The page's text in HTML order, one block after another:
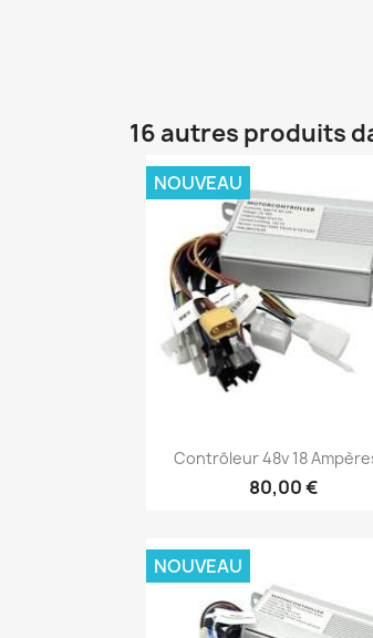
16 autres produits
Aperçu rapide
Contrôleur 48v 18
80,00 €
NOUVEAU
NOUVEAU